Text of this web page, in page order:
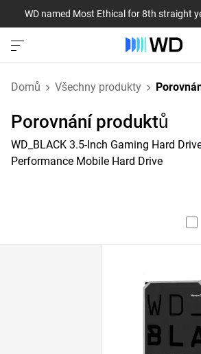
WD named Most Ethical for 8th straight
Domů Všechny produkty
Porovnání produktů
WD_BLACK 3.5-Inch Gaming Hard
Performance Mobile Hard Drive